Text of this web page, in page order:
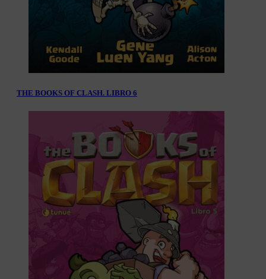
THE BOOKS OF CLASH. LIBRO 6